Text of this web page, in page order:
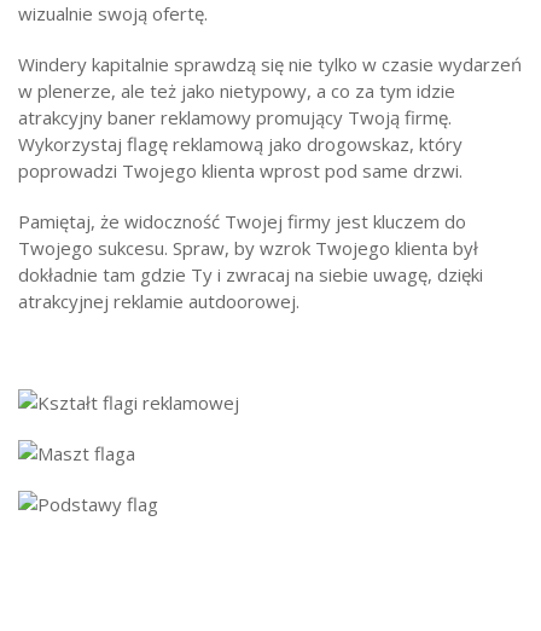
wizualnie swoją ofertę.
Windery kapitalnie sprawdzą się nie tylko w czasie wydarzeń
w plenerze, ale też jako nietypowy, a co za tym idzie
atrakcyjny baner reklamowy promujący Twoją firmę.
Wykorzystaj flagę reklamową jako drogowskaz, który
poprowadzi Twojego klienta wprost pod same drzwi.
Pamiętaj, że widoczność Twojej firmy jest kluczem do
Twojego sukcesu. Spraw, by wzrok Twojego klienta był
dokładnie tam gdzie Ty i zwracaj na siebie uwagę, dzięki
atrakcyjnej reklamie autdoorowej.